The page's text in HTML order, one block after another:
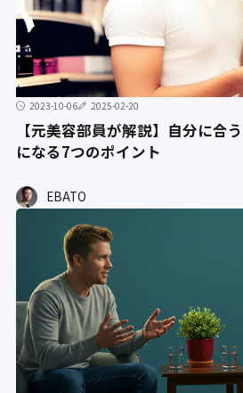
2023-10-06 2025-02-20
【元美容部員が解説】自分に合
になる7つのポイント
EBATO